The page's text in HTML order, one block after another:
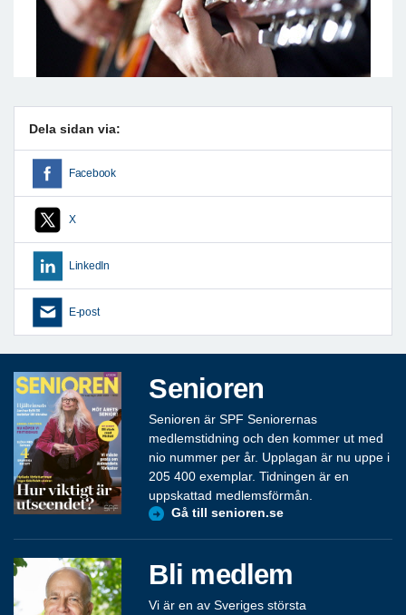
Dela sidan via:
Facebook
X
LinkedIn
E-post
Senioren
Senioren är SPF Seniorernas
medlemstidning och den kommer ut med
nio nummer per år. Upplagan är nu uppe i
205 400 exemplar. Tidningen är en
uppskattad medlemsförmån.
Gå till senioren.se
Bli medlem
Vi är en av Sveriges största